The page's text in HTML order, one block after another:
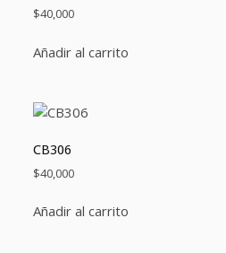
$40,000
Añadir al carrito
CB306
$40,000
Añadir al carrito